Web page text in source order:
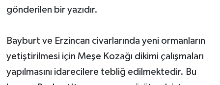
gönderilen bir yazıdır.
Bayburt ve Erzincan civarlarında yeni ormanların
yetiştirilmesi için Meşe Kozağı dikimi çalışmaları
yapılmasını idarecilere tebliğ edilmektedir. Bu